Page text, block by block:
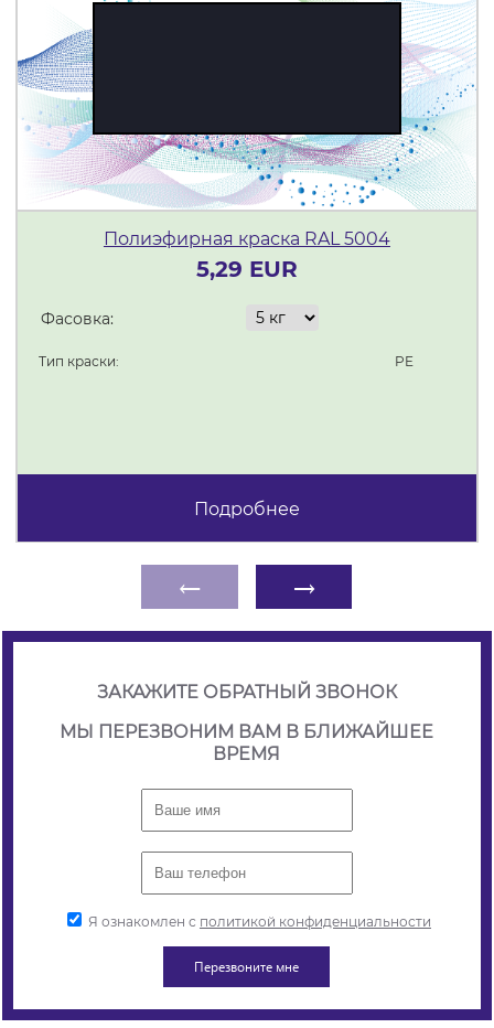
Полиэфирная краска RAL 5004
5,29 EUR
Фасовка:
Тип краски: PE
Подробнее
← →
ЗАКАЖИТЕ ОБРАТНЫЙ ЗВОНОК
МЫ ПЕРЕЗВОНИМ ВАМ В БЛИЖАЙШЕЕ
ВРЕМЯ
Я ознакомлен с политикой конфиденциальности